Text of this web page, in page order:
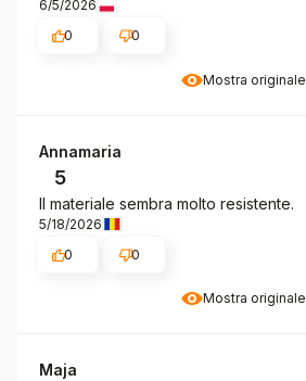
Mostra originale
6/5/2026
0
0
Mostra originale
Annamaria
5
Il materiale sembra molto resistente.
5/18/2026
0
0
Maja